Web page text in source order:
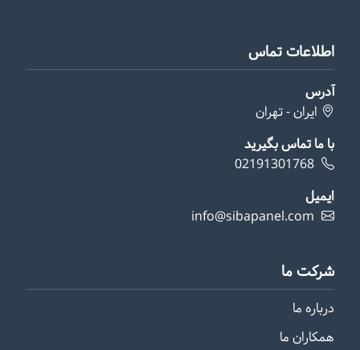
اطلاعات تماس
آدرس
ایران - تهران
با ما تماس بگیرید
02191301768
ایمیل
info@sibapanel.com
شرکت ما
درباره ما
همکاران ما